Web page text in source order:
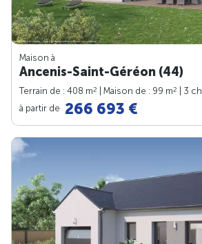
Maison à
Ancenis-Saint-Géréon (44)
Terrain de : 408 m2 | Maison de : 99 m2
| 3 ch.
à partir de 266 693 €